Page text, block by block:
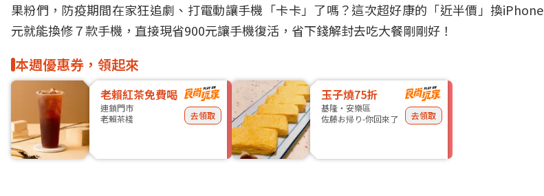
果粉們， 防疫期間在家狂追劇、打電動讓手機 「卡卡」了嗎？這次超好康的「近半價」換iPhone
元就能換修７款手機，直接現省900元讓手機復活，省下錢解封去吃大餐剛剛好！
本週優惠券，領起來
老賴紅茶免費喝
連鎖門市
老賴茶棧
去領取
玉子燒75折
基隆・安樂區
佐藤お帰り-你回來了
去領取